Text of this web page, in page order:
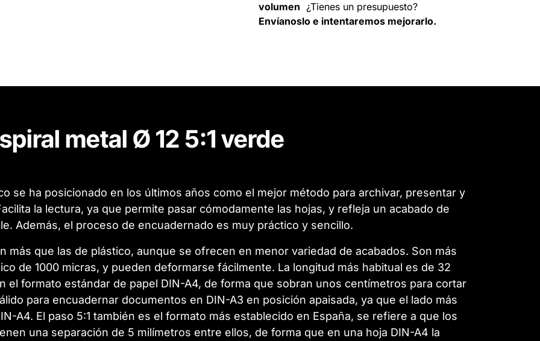
volumen ¿Tienes un presupuesto?
Envíanoslo e intentaremos mejorarlo.
metal Ø 12 5:1 verde
se ha posicionado en los últimos años como el mejor método para archivar, presentar y
la lectura, ya que permite pasar cómodamente las hojas, y refleja un acabado de
Además, el proceso de encuadernado es muy práctico y sencillo.
más que las de plástico, aunque se ofrecen en menor variedad de acabados. Son más
de 1000 micras, y pueden deformarse fácilmente. La longitud más habitual es de 32
el formato estándar de papel DIN-A4, de forma que sobran unos centímetros para cortar
para encuadernar documentos en DIN-A3 en posición apaisada, ya que el lado más
A4. El paso 5:1 también es el formato más establecido en España, se refiere a que los
una separación de 5 milímetros entre ellos, de forma que en una hoja DIN-A4 la